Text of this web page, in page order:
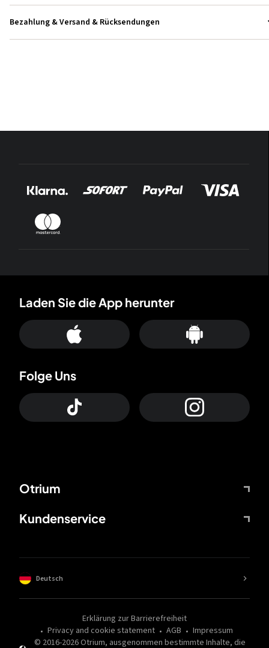
Bezahlung & Versand & Rücksendungen
Otrium
Kundenservice
Laden Sie die App herunter
Folge Uns
© 2016-2026Otrium, ausgenommen bestimmte Inhalte, die
Erklärung zur Barrierefreiheit
Privacy and cookie statement
AGB Impressum
Deutsch